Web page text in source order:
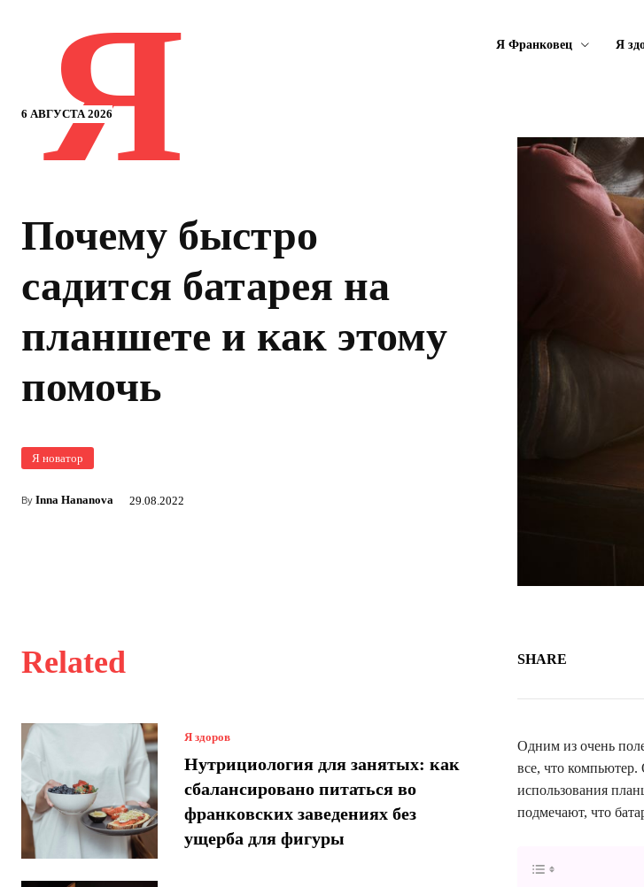
6 АВГУСТА 2026
Я Я Франковец Я
Почему быстро
садится батарея на
планшете и как этому
помочь
Я новатор
By Inna Hananova 29.08.2022
Related
Я здоров
Нутрициология для занятых: как
сбалансировано питаться во
франковских заведениях без
ущерба для фигуры
SHARE
Одним из очень
все, что
использования
подмечают, что